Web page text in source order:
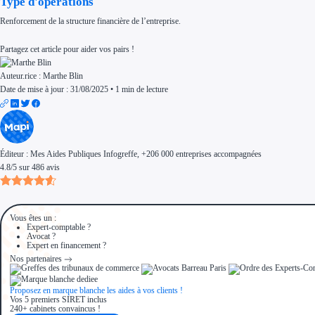
Aides Région Nouvelle-Aquitaine
Aides Région Occitanie
Aides Région Martinique
Aides Région Mayotte
Recherche autonome
Nos guides
Renforcement de la structure financière de l’entreprise.
Partagez cet article pour aider vos pairs !
Auteur.rice : Marthe Blin
Date de mise à jour : 31/08/2025 • 1 min de lecture
Éditeur : Mes Aides Publiques Infogreffe , +206 000 entreprises accompagnées
4.8/5 sur 486 avis
Vous êtes un :
Expert-comptable ?
Avocat ?
Expert en financement ?
Nos partenaires
Proposez en marque blanche les aides à vos clients !
Vos 5 premiers SIRET inclus
240+ cabinets convaincus !